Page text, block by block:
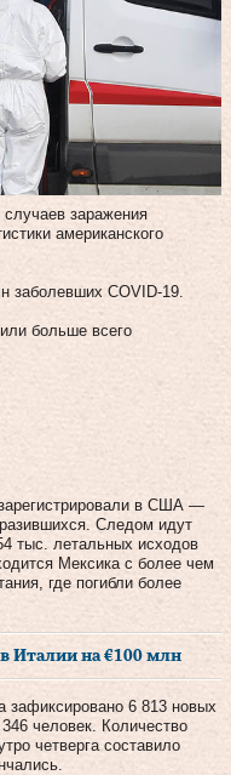
заражения
американского
заболевших COVID-19.
больше всего
в США —
Следом идут
тыс. летальных исходов
Мексика с более чем
где погибли более
Италии на €100 млн
зафиксировано 6 813 новых
человек. Количество
четверга составило